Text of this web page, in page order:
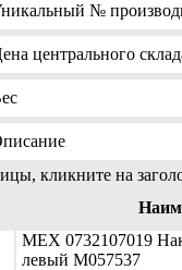
№
центрального
кликните на
MEX 0732107019
левый M057537